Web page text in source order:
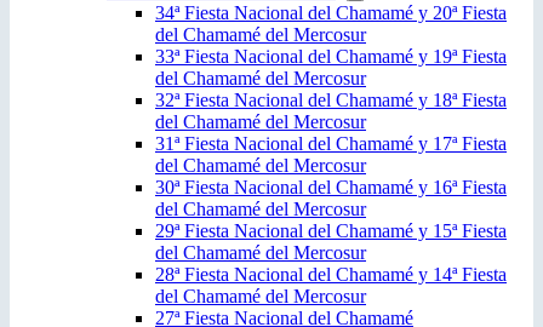
34ª Fiesta Nacional del Chamamé y 20ª Fiesta
del Chamamé del Mercosur
33ª Fiesta Nacional del Chamamé y 19ª Fiesta
del Chamamé del Mercosur
32ª Fiesta Nacional del Chamamé y 18ª Fiesta
del Chamamé del Mercosur
31ª Fiesta Nacional del Chamamé y 17ª Fiesta
del Chamamé del Mercosur
30ª Fiesta Nacional del Chamamé y 16ª Fiesta
del Chamamé del Mercosur
29ª Fiesta Nacional del Chamamé y 15ª Fiesta
del Chamamé del Mercosur
28ª Fiesta Nacional del Chamamé y 14ª Fiesta
del Chamamé del Mercosur
27ª Fiesta Nacional del Chamamé